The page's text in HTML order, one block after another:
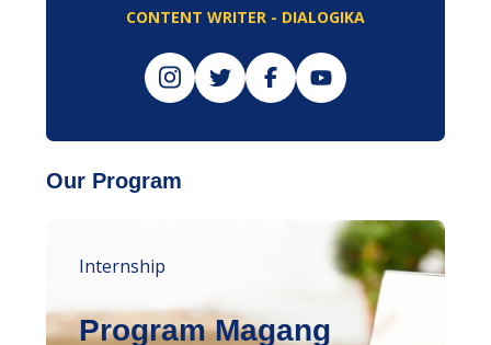
CONTENT WRITER - DIALOGIKA
Our Program
Internship
Program Magang